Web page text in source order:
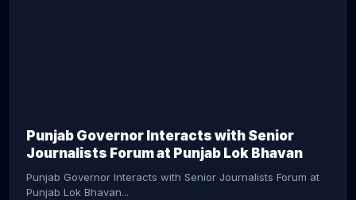
Punjab Governor Interacts with Senior
Journalists Forum at Punjab Lok Bhavan
Punjab Governor Interacts with Senior Journalists Forum at
Punjab Lok Bhavan...